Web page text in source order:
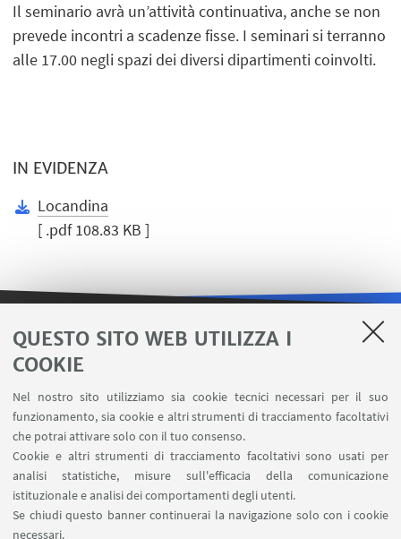
QUESTO SITO WEB UTILIZZA I
COOKIE
Nel nostro sito utilizziamo sia cookie tecnici necessari per il suo
funzionamento, sia cookie e altri strumenti di tracciamento facoltativi
che potrai attivare solo con il tuo consenso.
Cookie e altri strumenti di tracciamento facoltativi sono usati per
analisi statistiche, misure sull'efficacia della comunicazione
istituzionale e analisi dei comportamenti degli utenti.
Se chiudi questo banner continuerai la navigazione solo con i cookie
necessari.
Il seminario avrà un’attività continuativa, anche se non
prevede incontri a scadenze fisse. I seminari si terranno
alle 17.00 negli spazi dei diversi dipartimenti coinvolti.
IN EVIDENZA
Locandina
[ .pdf 108.83 KB ]
LINK UTILI
Contatti
Carta dei servizi
SEGUI IL DIPARTIMENTO SU: